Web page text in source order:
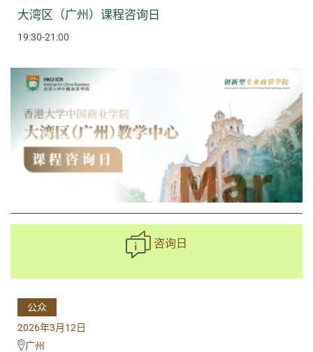
大湾区（广州）课程咨询日
19:30-21:00
咨询日
公众
2026年3月12日
广州